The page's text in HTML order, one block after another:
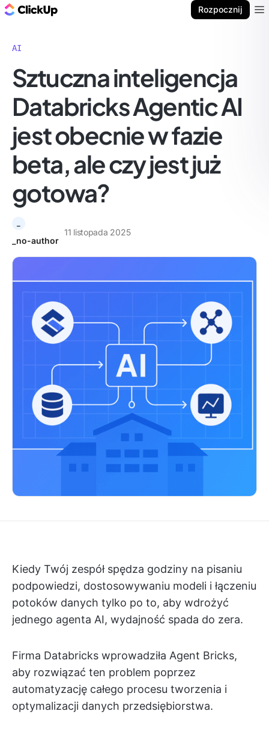
Rozpocznij
AI
Sztuczna inteligencja
Databricks Agentic AI
jest obecnie w fazie
beta, ale czy jest już
gotowa?
_no-author
11 listopada 2025
Kiedy Twój zespół spędza godziny na pisaniu
podpowiedzi, dostosowywaniu modeli i łączeniu
potoków danych tylko po to, aby wdrożyć
jednego agenta AI, wydajność spada do zera.
Firma Databricks wprowadziła Agent Bricks,
aby rozwiązać ten problem poprzez
automatyzację całego procesu tworzenia i
optymalizacji danych przedsiębiorstwa.